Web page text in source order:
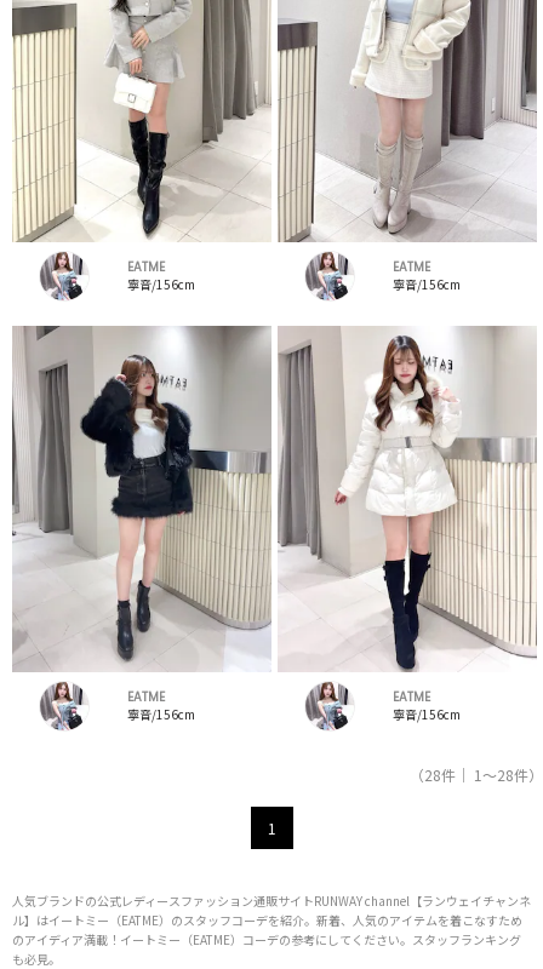
EATME
寧音/156cm
EATME
寧音/156cm
EATME
寧音/156cm
EATME
寧音/156cm
（28件｜ 1～28件）
1
人気ブランドの公式レディースファッション通販サイトRUNWAY channel【ランウェイチャンネ
ル】はイートミー（EATME）のスタッフコーデを紹介。新着、人気のアイテムを着こなすため
のアイディア満載！イートミー（EATME）コーデの参考にしてください。スタッフランキング
も必見。